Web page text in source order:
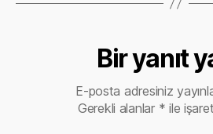
Bir yanıt
E-posta adresiniz
Gerekli alanlar * ile